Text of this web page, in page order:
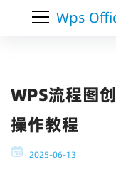
Wps
WPS流程图
操作教程
2025-06-13